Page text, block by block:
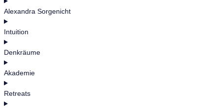
Alexandra Sorgenicht
Intuition
Denkräume
Akademie
Retreats